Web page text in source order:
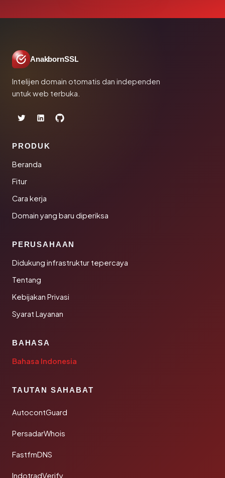
AnakbornSSL
Intelijen domain otomatis dan independen
untuk web terbuka.
PRODUK
Beranda
Fitur
Cara kerja
Domain yang baru diperiksa
PERUSAHAAN
Didukung infrastruktur tepercaya
Tentang
Kebijakan Privasi
Syarat Layanan
BAHASA
Bahasa Indonesia
TAUTAN SAHABAT
AutocontGuard
PersadarWhois
FastfmDNS
IndotradVerify